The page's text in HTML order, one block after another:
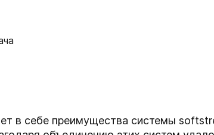
в себе преимущества системы